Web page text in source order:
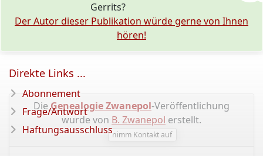
Gerrits?
Der Autor dieser Publikation würde gerne von Ihnen
hören!
DieGenealogie Zwanepol-Veröffentlichung
wurde von B. Zwanepol erstellt.
nimm Kontakt auf
Direkte Links ...
Abonnement
Frage/Antwort
Haftungsausschluss